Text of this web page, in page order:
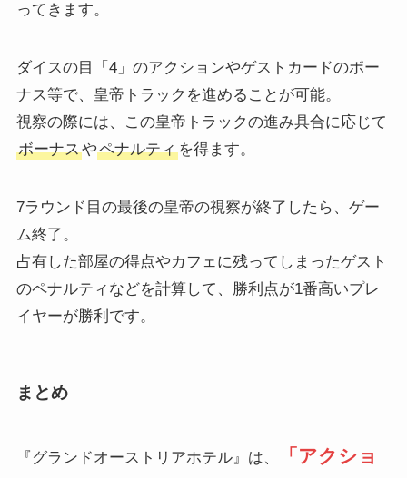
ってきます。
ダイスの目「4」のアクションやゲストカードのボー
ナス等で、皇帝トラックを進めることが可能。
視察の際には、この皇帝トラックの進み具合に応じて
ボーナスやペナルティを得ます。
7ラウンド目の最後の皇帝の視察が終了したら、ゲー
ム終了。
占有した部屋の得点やカフェに残ってしまったゲスト
のペナルティなどを計算して、勝利点が1番高いプレ
イヤーが勝利です。
まとめ
『グランドオーストリアホテル』は、
「アクショ